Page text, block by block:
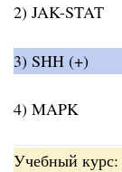
2) JAK-STAT
3) SHH (+)
4) MAPK
Учебный курс: